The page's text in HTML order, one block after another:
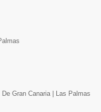
Gran Canaria | Las Palmas